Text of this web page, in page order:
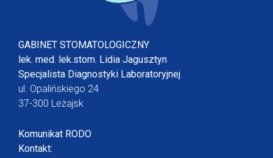
GABINET STOMATOLOGICZNY
lek. med. lek.stom. Lidia Jagusztyn
Specjalista Diagnostyki Laboratoryjnej
ul. Opalińskiego 24
37-300 Leżajsk
Komunikat RODO
Kontakt: